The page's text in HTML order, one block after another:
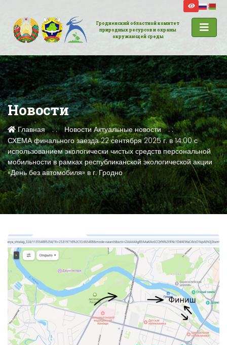
Гродненский областной комитет
природных ресурсов и охраны
окружающей среды
Новости
Главная Новости Актуальные новости
СХЕМА финального заезда 22 сентября 2025 г. в 14:00 с
использованием экологически чистых средств персональной
мобильности в рамках республиканской экологической акции
«День без автомобиля» в г. Гродно